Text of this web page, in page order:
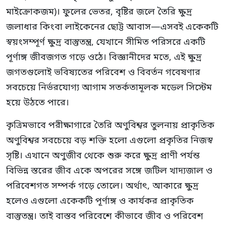
মাইক্রোকজম)। ফুলের ভেতর, বৃষ্টির জলে তৈরি ক্ষুদ্র
জলাধার কিংবা লাইকেনের ছোট্ট আবাস—এসবই একেকটি
স্বয়ংসম্পূর্ণ ক্ষুদ্র বাস্তুতন্ত্র, যেখানে সীমিত পরিসরে একটি
পূর্ণাঙ্গ জীবজগত গড়ে ওঠে। বিজ্ঞানীদের মতে, এই ক্ষুদ্র
জগতগুলোই ভবিষ্যতের পরিবেশ ও বিবর্তন গবেষণার
সবচেয়ে নির্ভরযোগ্য আগাম সতর্কতামূলক মডেল সিস্টেম
হয়ে উঠতে পারে।
কৃত্রিমভাবে পরীক্ষাগারে তৈরি অণুবিশ্বর তুলনায় প্রাকৃতিক
অণুবিশ্বর সবচেয়ে বড় শক্তি হলো এগুলো প্রকৃতির নিজস্ব
সৃষ্টি। এখানে অণুজীব থেকে শুরু করে ক্ষুদ্র প্রাণী পর্যন্ত
বিভিন্ন স্তরের জীব একে অপরের সঙ্গে জটিল খাদ্যজাল ও
পরিবেশগত সম্পর্ক গড়ে তোলে। অর্থাৎ, আকারে ক্ষুদ্র
হলেও এগুলো একেকটি পূর্ণাঙ্গ ও কার্যকর প্রাকৃতিক
বাস্তুতন্ত্র। তাই বাস্তব পরিবেশে কীভাবে জীব ও পরিবেশ